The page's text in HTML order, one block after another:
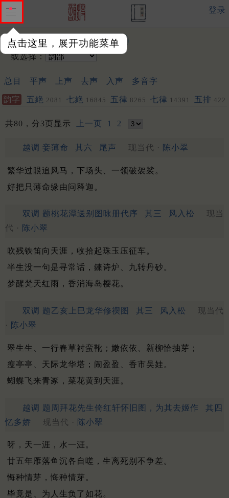
点击这里，展开功能菜单
登录
输入韵字：
或选择：
总目 平声 上声 去声 入声 多音字
韵字 五絶 2081 七絶 16845 五律 8265 七律 14391 五排 422
共80，分3页显示 上一页 1 2
越调 妾薄命 其六 尾声 现当代 · 陈小翠
繁华过眼追风马，下场头、一领破袈裟。
好把只薄命缘由问释迦。
双调 题桃花潭送别图咏册代序 其三 风入松
现当
代 · 陈小翠
吹残铁笛向天涯，收拾起珠玉压征车。
半生没一句是寻常话，鍊诗炉、九转丹砂。
梦醒梵天红雨，香消海岛樱花。
双调 题乙亥上巳龙华修禊图 其三 风入松
现当代
· 陈小翠
翠生生、一行春草衬蛮靴；嫩依依、新柳恰抽芽；
瘦亭亭、天际龙华塔；闹盈盈、香市吴娃。
蝴蝶飞来青冢，菜花黄到天涯。
越调 题周拜花先生倚红轩怀旧图，为其去姬作
其四
忆多娇
现当代 · 陈小翠
呀，天一涯，水一涯。
廿五年雁落鱼沉各自嗟，生离死别不争差。
悔种情芽，悔种情芽。
毕竟是、为人生负了如花。